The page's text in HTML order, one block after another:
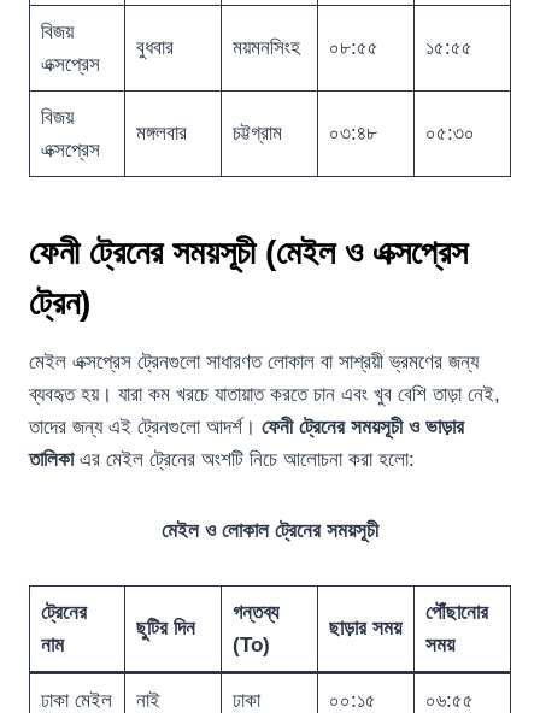
বিজয়
এক্সপ্রেস
বুধবার ময়মনসিংহ ০৮:৫৫ ১৫:৫৫
বিজয়
এক্সপ্রেস
মঙ্গলবার চট্টগ্রাম ০৩:৪৮ ০৫:৩০
ফেনী ট্রেনের সময়সূচী (মেইল ও এক্সপ্রেস
ট্রেন)
মেইল এক্সপ্রেস ট্রেনগুলো সাধারণত লোকাল বা সাশ্রয়ী ভ্রমণের জন্য
ব্যবহৃত হয়। যারা কম খরচে যাতায়াত করতে চান এবং খুব বেশি তাড়া নেই,
তাদের জন্য এই ট্রেনগুলো আদর্শ। ফেনী ট্রেনের সময়সূচী ও ভাড়ার
তালিকাএর মেইল ট্রেনের অংশটি নিচে আলোচনা করা হলো:
মেইল ও লোকাল ট্রেনের সময়সূচী
ট্রেনের
নাম
ছুটির দিন
গন্তব্য
(To)
ছাড়ার সময়
পৌঁছানোর
সময়
ঢাকা মেইল নাই ঢাকা ০০:১৫ ০৬:৫৫